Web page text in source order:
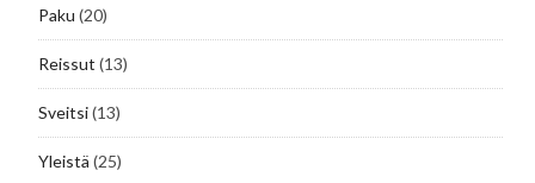
Paku (20)
Reissut (13)
Sveitsi(13)
Yleistä (25)